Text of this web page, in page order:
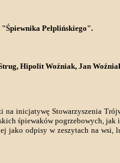
"Śpiewnika Pelplińskiego".
Hipolit Woźniak, Jan
inicjatywę Stowarzyszenia
śpiewaków pogrzebowych,
odpisy w zeszytach na